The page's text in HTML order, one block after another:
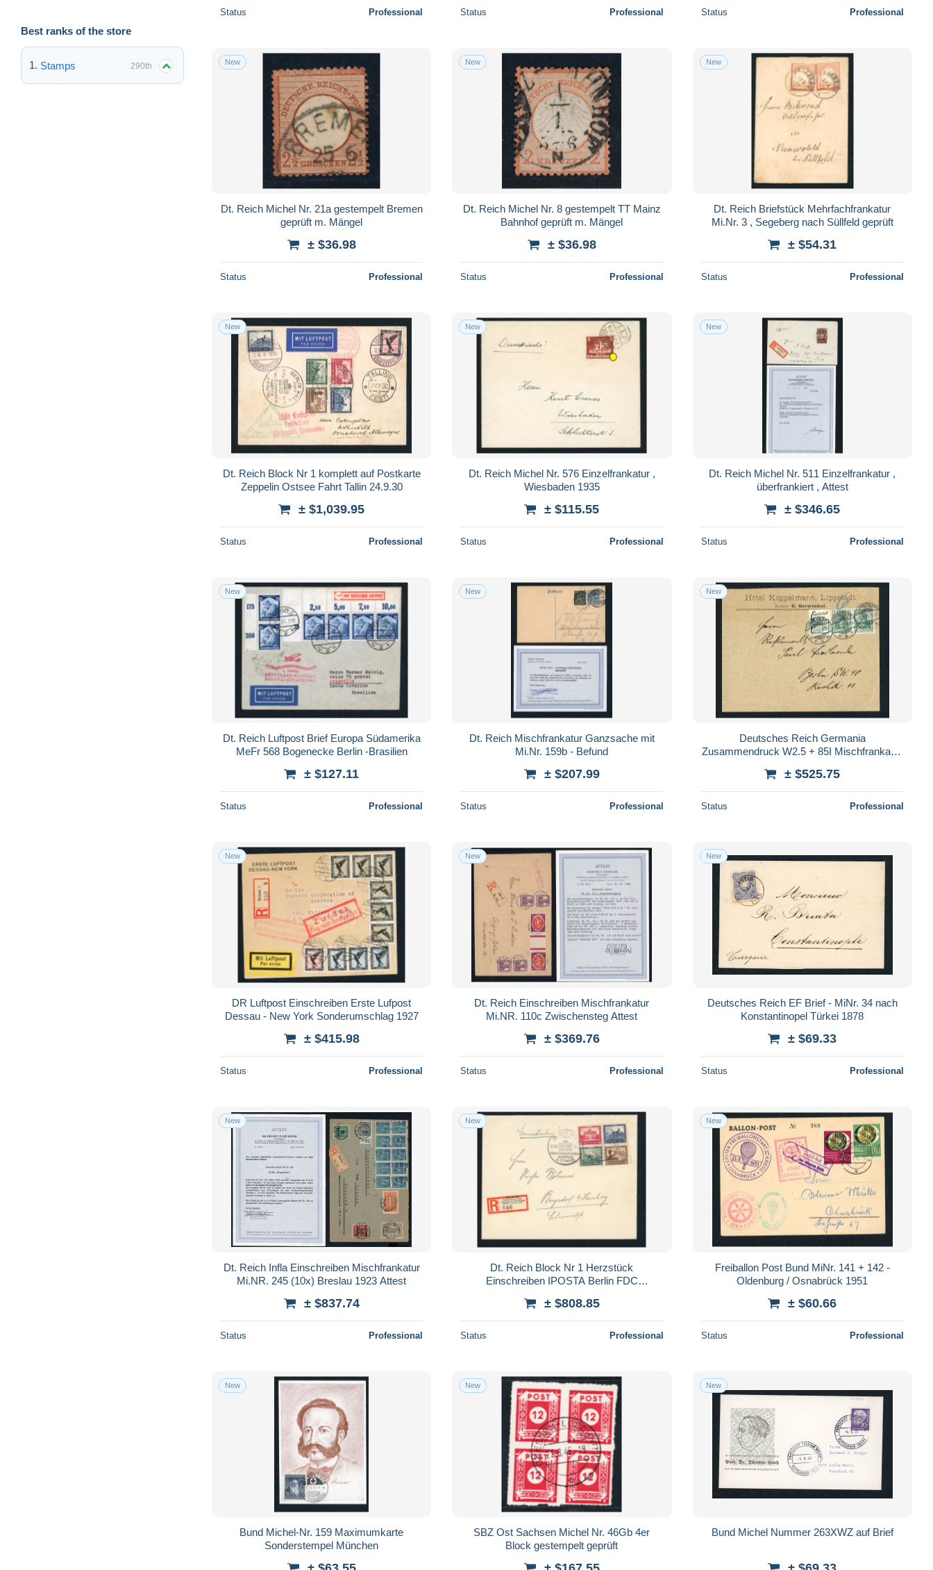
Best ranks of the store
Stamps 290th
Status Professional Status Professional Status Professional
New
Dt. Reich Michel Nr. 21a gestempelt Bremen
geprüft m. Mängel
± $36.98
Status Professional
New
Dt. Reich Michel Nr. 8 gestempelt TT Mainz
Bahnhof geprüft m. Mängel
± $36.98
Status Professional
New
Dt. Reich Briefstück Mehrfachfrankatur
Mi.Nr. 3 , Segeberg nach Süllfeld geprüft
± $54.31
Status Professional
New
Dt. Reich Block Nr 1 komplett auf Postkarte
Zeppelin Ostsee Fahrt Tallin 24.9.30
± $1,039.95
Status Professional
New
Dt. Reich Michel Nr. 576 Einzelfrankatur ,
Wiesbaden 1935
± $115.55
Status Professional
New
Dt. Reich Michel Nr. 511 Einzelfrankatur ,
überfrankiert , Attest
± $346.65
Status Professional
New
Dt. Reich Luftpost Brief Europa Südamerika
MeFr 568 Bogenecke Berlin -Brasilien
± $127.11
Status Professional
New
Dt. Reich Mischfrankatur Ganzsache mit
Mi.Nr. 159b - Befund
± $207.99
Status Professional
New
Deutsches Reich Germania
Zusammendruck W2.5 + 85I Mischfrankatur
± $525.75
Status Professional
New
DR Luftpost Einschreiben Erste Lufpost
Dessau - New York Sonderumschlag 1927
± $415.98
Status Professional
New
Dt. Reich Einschreiben Mischfrankatur
Mi.NR. 110c Zwischensteg Attest
± $369.76
Status Professional
New
Deutsches Reich EF Brief - MiNr. 34 nach
Konstantinopel Türkei 1878
± $69.33
Status Professional
New
Dt. Reich Infla Einschreiben Mischfrankatur
Mi.NR. 245 (10x) Breslau 1923 Attest
± $837.74
Status Professional
New
Dt. Reich Block Nr 1 Herzstück
Einschreiben IPOSTA Berlin FDC
± $808.85
Status Professional
New
Freiballon Post Bund MiNr. 141 + 142 -
Oldenburg / Osnabrück 1951
± $60.66
Status Professional
New
Bund Michel-Nr. 159 Maximumkarte
Sonderstempel München
New
SBZ Ost Sachsen Michel Nr. 46Gb 4er
Block gestempelt geprüft
New
Bund Michel Nummer 263XWZ auf Brief